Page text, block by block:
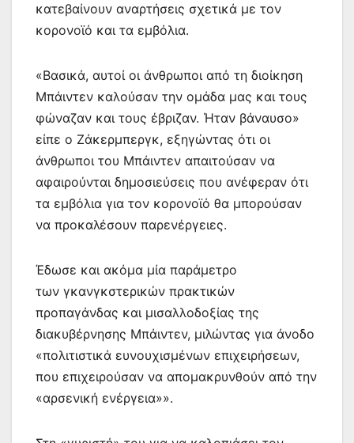
κατεβαίνουν αναρτήσεις σχετικά με τον
κορονοϊό και τα εμβόλια.
«Βασικά, αυτοί οι άνθρωποι από τη διοίκηση
Μπάιντεν καλούσαν την ομάδα μας και τους
φώναζαν και τους έβριζαν. Ήταν βάναυσο»
είπε ο Ζάκερμπεργκ, εξηγώντας ότι οι
άνθρωποι του Μπάιντεν απαιτούσαν να
αφαιρούνται δημοσιεύσεις που ανέφεραν ότι
τα εμβόλια για τον κορονοϊό θα μπορούσαν
να προκαλέσουν παρενέργειες.
Έδωσε και ακόμα μία παράμετρο
των γκανγκστερικών πρακτικών
προπαγάνδας και μισαλλοδοξίας της
διακυβέρνησης Μπάιντεν, μιλώντας για άνοδο
«πολιτιστικά ευνουχισμένων επιχειρήσεων,
που επιχειρούσαν να απομακρυνθούν από την
«αρσενική ενέργεια»».